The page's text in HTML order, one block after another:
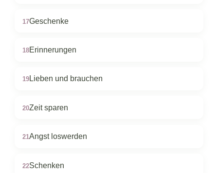
17Geschenke
18Erinnerungen
19Lieben und brauchen
20Zeit sparen
21Angst loswerden
22Schenken